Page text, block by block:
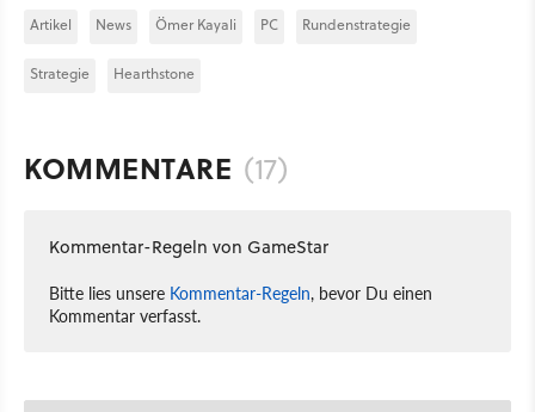
Artikel News Ömer Kayali PC Rundenstrategie
Strategie Hearthstone
KOMMENTARE (17)
Kommentar-Regeln von GameStar
Bitte lies unsere Kommentar-Regeln, bevor Du einen
Kommentar verfasst.